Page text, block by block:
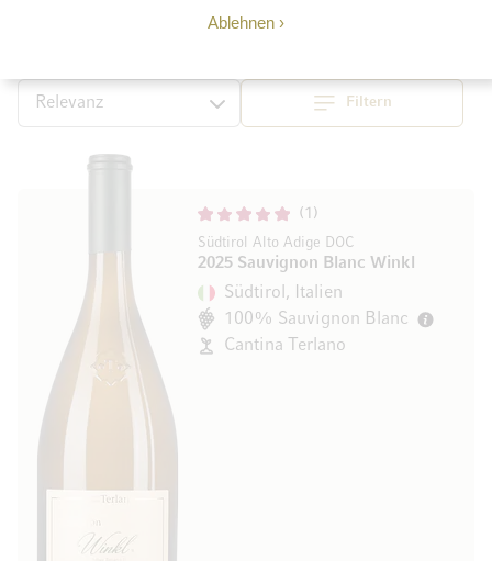
Ablehnen
Filtern
SortierenTop
1
Südtirol Alto Adige DOC
2025 Sauvignon Blanc Winkl
Südtirol, Italien
100% Sauvignon Blanc
Cantina Terlano